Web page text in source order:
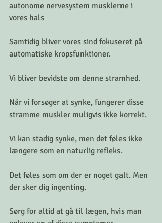
autonome nervesystem musklerne i
vores hals
Samtidig bliver vores sind fokuseret på
automatiske kropsfunktioner.
Vi bliver bevidste om denne stramhed.
Når vi forsøger at synke, fungerer disse
stramme muskler muligvis ikke korrekt.
Vi kan stadig synke, men det føles ikke
længere som en naturlig refleks.
Det føles som om der er noget galt. Men
der sker dig ingenting.
Sørg for altid at gå til lægen, hvis man